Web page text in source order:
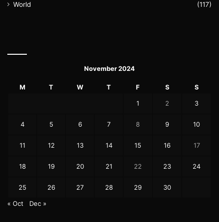
World
(117)
November 2024
M T W T F S S
1 2 3
4 5 6 7 8 9 10
11 12 13 14 15 16 17
18 19 20 21 22 23 24
25 26 27 28 29 30
« Oct Dec »